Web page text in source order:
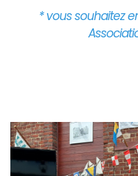
* vous souhaitez
Branding
ARMCHAIR